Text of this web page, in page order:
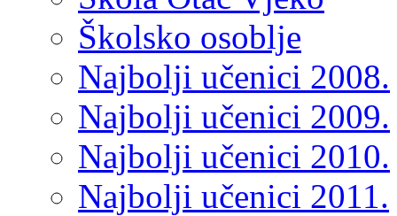
Školsko osoblje
Najbolji učenici 2008.
Najbolji učenici 2009.
Najbolji učenici 2010.
Najbolji učenici 2011.